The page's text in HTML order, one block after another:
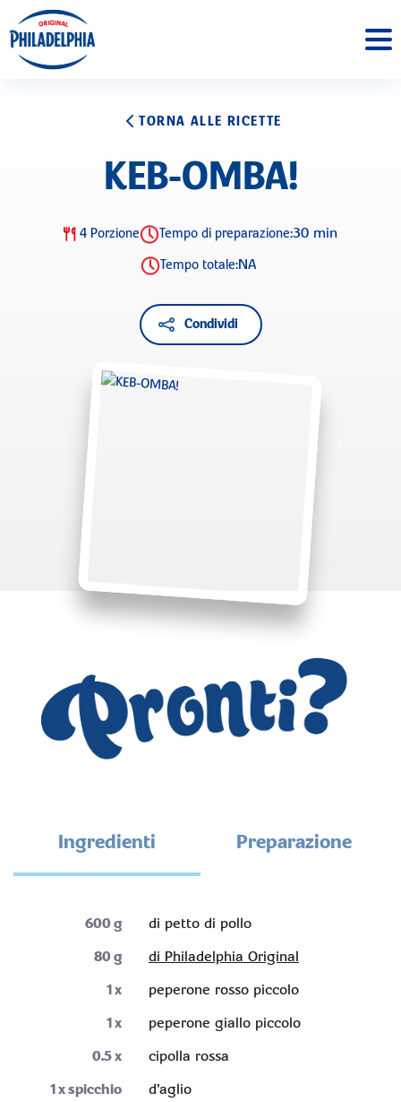
TORNA ALLE RICETTE
KEB-OMBA!
4 Porzione Tempo di preparazione:30 min
Tempo totale:NA
Condividi
Ingredienti Preparazione
600g
di petto di pollo
80g
di Philadelphia Original
1x
peperone rosso piccolo
1x
peperone giallo piccolo
0.5x
cipolla rossa
1x spicchio
d'aglio